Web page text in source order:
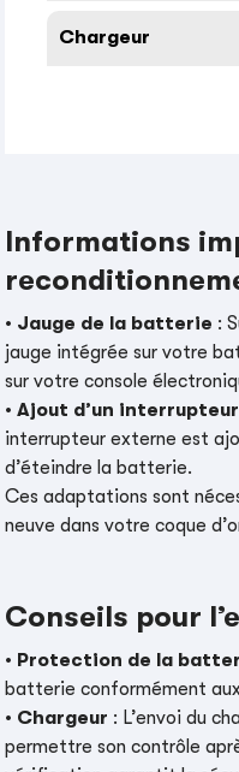
Chargeur
Informations
• Jauge de la batterie :
jauge intégrée sur votre
sur votre console
•Ajout d’un interrupteur
interrupteur externe est
d’éteindre la batterie.
Ces adaptations sont
neuve dans votre coque
Conseils pour
• Protection de la
batterie conformément
• Chargeur : L’envoi du
permettre son contrôle